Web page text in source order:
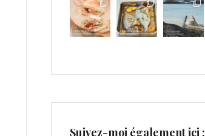
Suivez-moi également ici :